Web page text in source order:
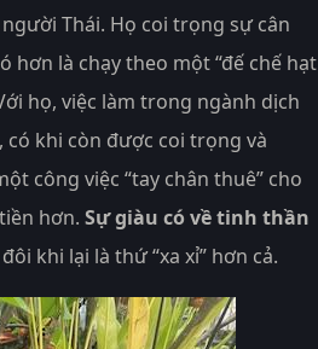
Thái. Họ coi trọng sự cân
hơn là chạy theo một “đế chế hạt
họ, việc làm trong ngành dịch
có khi còn được coi trọng và
công việc “tay chân thuê” cho
hơn. Sự giàu có về tinh thần
đôi khi lại là thứ “xa xỉ” hơn cả.